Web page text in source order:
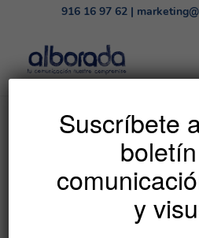
916 16 97 62|
¿Qué tipo de
para imprimir
elegir?
CG Alborada
Suscríbete
y